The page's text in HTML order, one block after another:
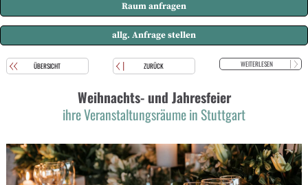
Raum anfragen
allg. Anfrage stellen
ÜBERSICHT ZURÜCK WEITERLESEN
Weihnachts- und Jahresfeier
ihre Veranstaltungsräume in Stuttgart